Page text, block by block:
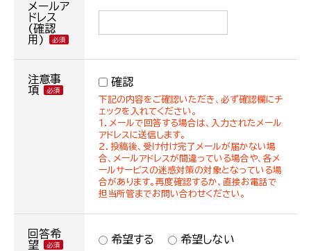
メールア
ドレス
(確認
用)
注意事
項
確認
下記の内容をご確認いただき、必ず確認欄にチ
ェックを入れてください。
１．メールで回答する場合は、入力されたメール
アドレスに送信します。
２．投稿後、受け付け完了メールが届かない場
合、メールアドレスが間違っている場合や、各メ
ールサービスの迷惑対策の対象となっている場
合があります。再度確認するか、直接お電話で
担当所管までお問い合わせください。
回答希
望
希望する 希望しない